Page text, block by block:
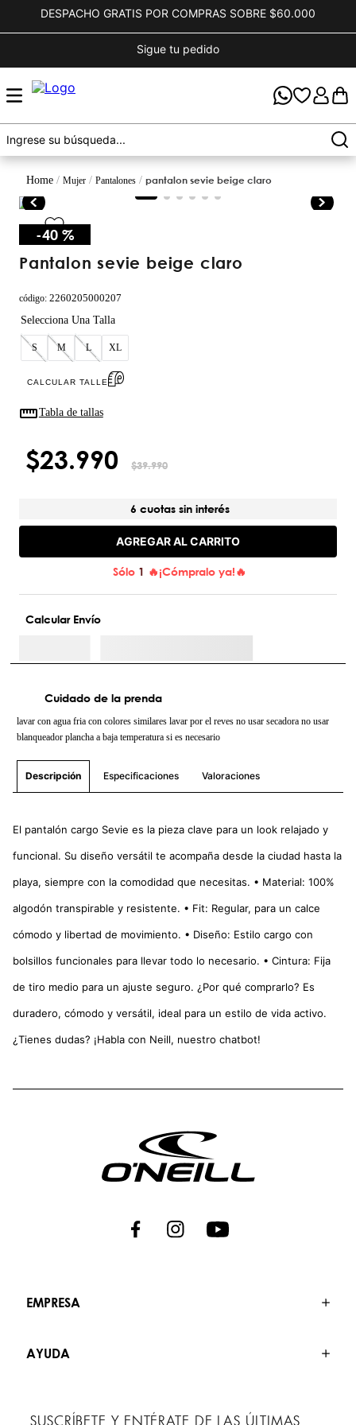
DESPACHO GRATIS POR COMPRAS SOBRE $60.000
Sigue tu pedido
mujer pantalones pantalon sevie beige claro
-40 %
pantalon sevie beige claro
código: 2260205000207
S M L XL
CALCULAR TALLE
Tabla de tallas
$23.990 $39.990
6 cuotas sin interés
AGREGAR AL CARRITO
Sólo 1 🔥¡Cómpralo ya!🔥
Calcular Envío
Cuidado de la prenda
lavar con agua fria con colores similares lavar por el reves no usar secadora no usar
blanqueador plancha a baja temperatura si es necesario
Descripción Especificaciones Valoraciones
El pantalón cargo Sevie es la pieza clave para un look relajado y
funcional. Su diseño versátil te acompaña desde la ciudad hasta la
playa, siempre con la comodidad que necesitas. • Material: 100%
algodón transpirable y resistente. • Fit: Regular, para un calce
cómodo y libertad de movimiento. • Diseño: Estilo cargo con
bolsillos funcionales para llevar todo lo necesario. • Cintura: Fija
de tiro medio para un ajuste seguro. ¿Por qué comprarlo? Es
duradero, cómodo y versátil, ideal para un estilo de vida activo.
¿Tienes dudas? ¡Habla con Neill, nuestro chatbot!
EMPRESA
AYUDA
SUSCRÍBETE Y ENTÉRATE DE LAS ÚLTIMAS